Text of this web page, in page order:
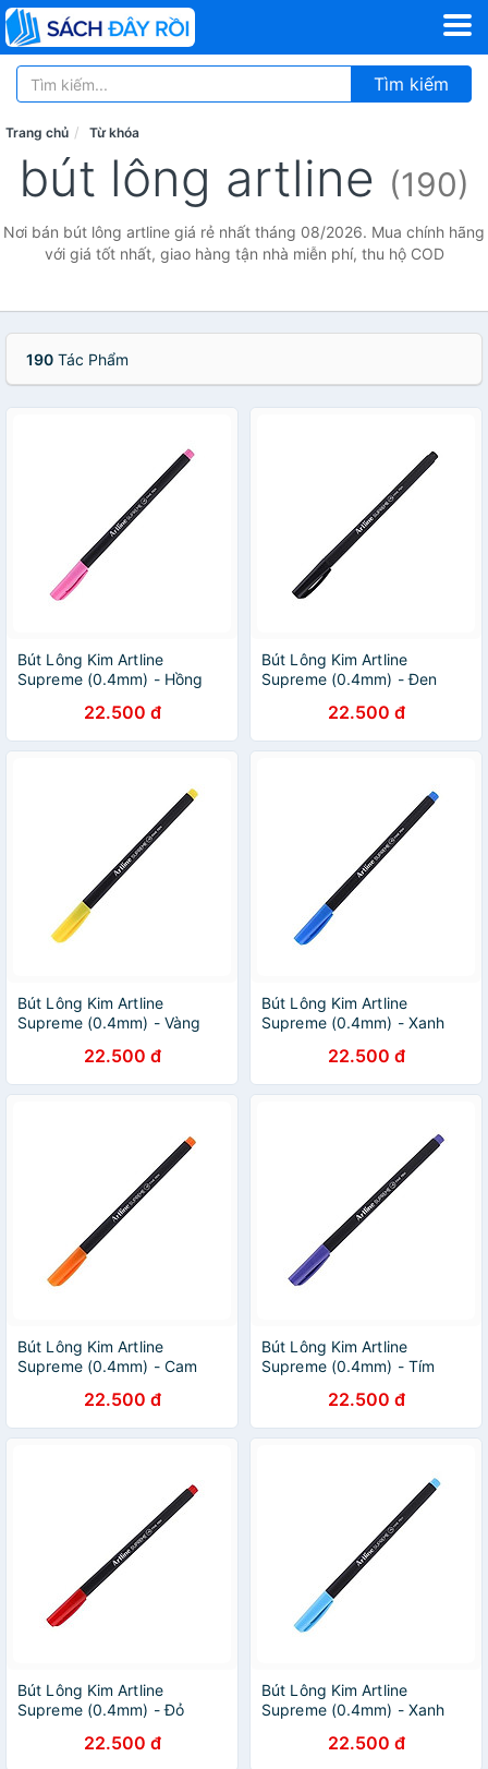
Tìm kiếm
Trang chủ Từ khóa
bút lông artline (190)
Nơi bán bút lông artline giá rẻ nhất tháng 08/2026. Mua chính hãng
với giá tốt nhất, giao hàng tận nhà miễn phí, thu hộ COD
190 Tác Phẩm
Bút Lông Kim Artline
Supreme (0.4mm) - Hồng
22.500 đ
Bút Lông Kim Artline
Supreme (0.4mm) - Đen
22.500 đ
Bút Lông Kim Artline
Supreme (0.4mm) - Vàng
22.500 đ
Bút Lông Kim Artline
Supreme (0.4mm) - Xanh
22.500 đ
Bút Lông Kim Artline
Supreme (0.4mm) - Cam
22.500 đ
Bút Lông Kim Artline
Supreme (0.4mm) - Tím
22.500 đ
Bút Lông Kim Artline
Supreme (0.4mm) - Đỏ
22.500 đ
Bút Lông Kim Artline
Supreme (0.4mm) - Xanh
22.500 đ